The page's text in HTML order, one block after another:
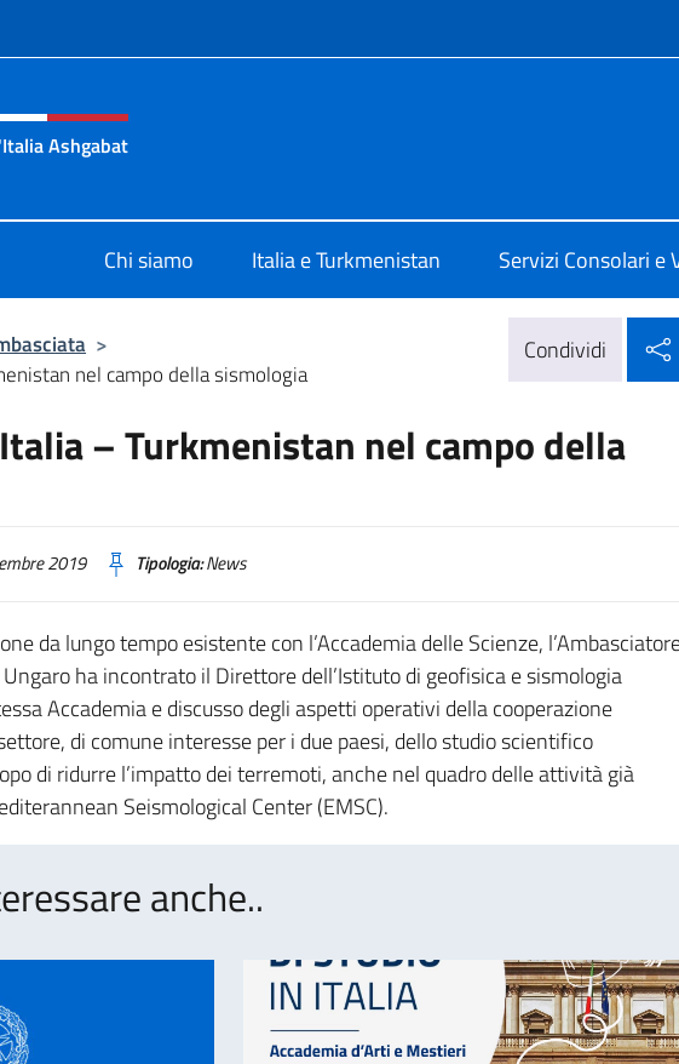
e menù
Ashgabat
Chi siamo Italia e Turkmenistan Servizi Consolari e
>
nel campo della sismologia
Condividi
– Turkmenistan nel campo della
2019 Tipologia:News
da lungo tempo esistente con l’Accademia delle Scienze,
ha incontrato il Direttore dell’Istituto di geofisica e sismologia
Accademia e discusso degli aspetti operativi della cooperazione
di comune interesse per i due paesi, dello studio scientifico
di ridurre l’impatto dei terremoti, anche nel quadro delle attività già
Seismological Center (EMSC).
anche..